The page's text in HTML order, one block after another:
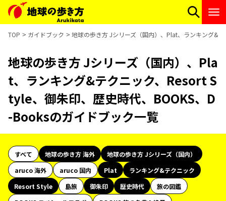
TOP ガイドブック 地球の歩き方 Jシリーズ（国内）、Plat、ランキング&
地球の歩き方 Jシリーズ（国内）、Pla
t、ランキング&テクニック、Resort S
tyle、御朱印、歴史時代、BOOKS、D
-Booksのガイドブック一覧
すべて 地球の歩き方 海外
地球の歩き方 Jシリーズ（国内）
aruco 海外
aruco 国内 Plat
ランキング&テクニック
Resort Style
島旅 御朱印 歴史時代
旅の図鑑